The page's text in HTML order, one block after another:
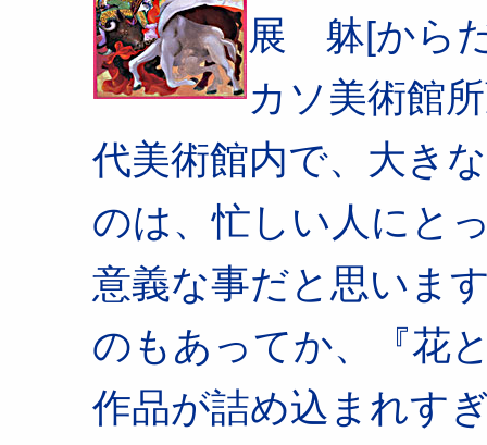
展 躰[から
カソ美術館
代美術館内で、大き
のは、忙しい人にと
意義な事だと思いま
のもあってか、『花
作品が詰め込まれす